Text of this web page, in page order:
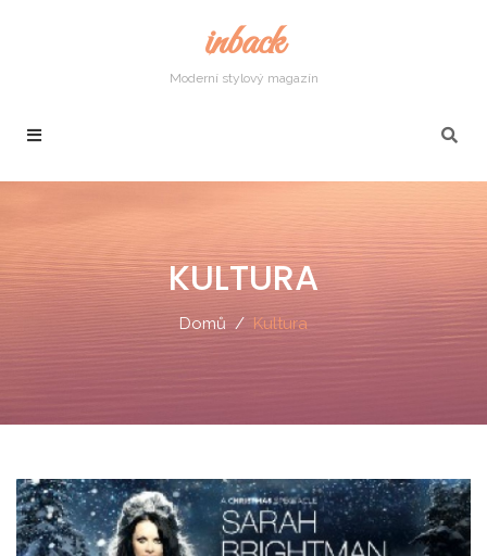
inback
Moderní stylový magazín
KULTURA
Domů Kultura